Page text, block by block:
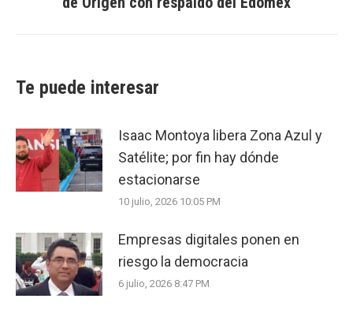
post:
Te puede interesar
Isaac Montoya libera Zona Azul y
Satélite; por fin hay dónde
estacionarse
10 julio, 2026 10:05 PM
Empresas digitales ponen en
riesgo la democracia
6 julio, 2026 8:47 PM